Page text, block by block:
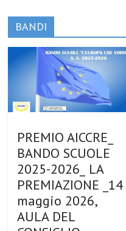
BANDI
PREMIO AICCRE_
BANDO SCUOLE
2025-2026_ LA
PREMIAZIONE _14
maggio 2026,
AULA DEL